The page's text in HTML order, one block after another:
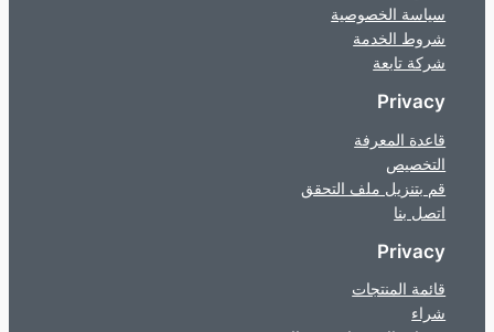
سياسة الخصوصية
شروط الخدمة
شركة تابعة
Privacy
قاعدة المعرفة
التخصيص
قم بتنزيل ملف التحقق
اتصل بنا
Privacy
قائمة المنتجات
شراء